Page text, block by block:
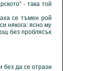
- така той
се тъмен рой
някога: ясно му
без проблясък
да се отрази